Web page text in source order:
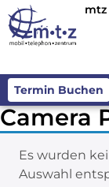
mtz
Termin Buchen
Camera
Es wurden
Auswahl